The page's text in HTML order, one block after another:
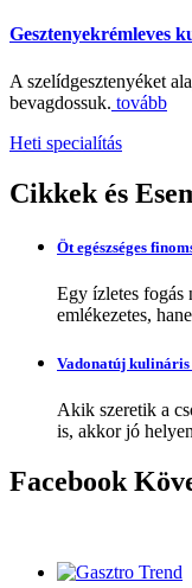
Gesztenyekrémleves
A szelídgesztenyéket
bevagdossuk. tovább
Heti specialítás
Cikkek és
Öt egészséges
Egy ízletes fogás
emlékezetes,
Vadonatúj kulináris
Akik szeretik a
is, akkor jó
Facebook